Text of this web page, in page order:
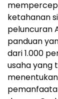
ketahanan
peluncuran
panduan
dari 1.000
usaha yang